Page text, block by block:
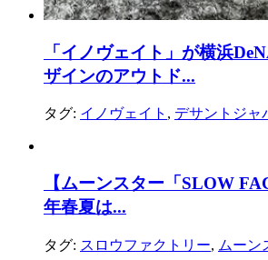
「イノヴェイト」が横浜
ザインのアウトド...
タグ: イノヴェイト , デサントジャ
【ムーンスター「SLOW
年春夏は...
タグ: スロウファクトリー, ムーン